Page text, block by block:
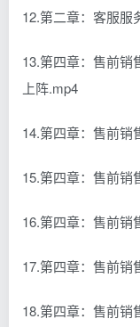
12.第二章：客服服
13.第四章：售前
上阵.mp4
14.第四章：售前销
15.第四章：售前销
16.第四章：售前销
17.第四章：售前销
18.第四章：售前销